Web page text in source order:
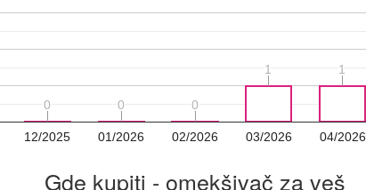
12/2025 01/2026 02/2026 03/2026 04/2026
0
0 0
0 0
0
11 11
Gde kupiti - omekšivač za veš